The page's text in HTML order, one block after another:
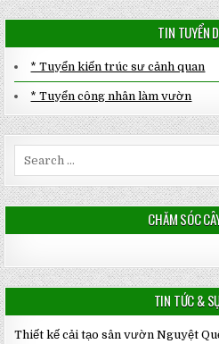
TIN TUYỂN
* Tuyển kiến trúc sư cảnh quan
* Tuyển công nhân làm vườn
CHĂM SÓC
TIN TỨC &
Thiết kế cải tạo sân vườn Nguyệt